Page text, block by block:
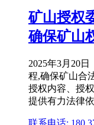
矿山授权
确保矿山
2025年3月20
程,确保矿山合
授权内容、授
提供有力法律依
联系电话: 180